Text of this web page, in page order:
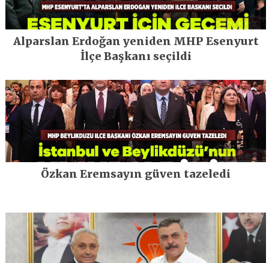
Alparslan Erdoğan yeniden MHP Esenyurt
İlçe Başkanı seçildi
Özkan Eremsayın güven tazeledi